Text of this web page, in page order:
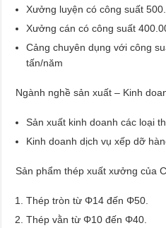
Xưởng luyện có công suất
Xưởng cán có công suất
Cảng chuyên dụng với công
tấn/năm
Ngành nghề sản xuất – Kinh
Sản xuất kinh doanh các loại
Kinh doanh dịch vụ xếp dỡ
Sản phẩm thép xuất xưởng của
Thép tròn từ Φ14 đến Φ50.
Thép vằn từ Φ10 đến Φ40.